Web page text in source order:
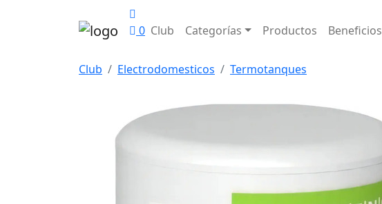
0 Club Categorías Productos Beneficios
Club Electrodomesticos
Termotanques